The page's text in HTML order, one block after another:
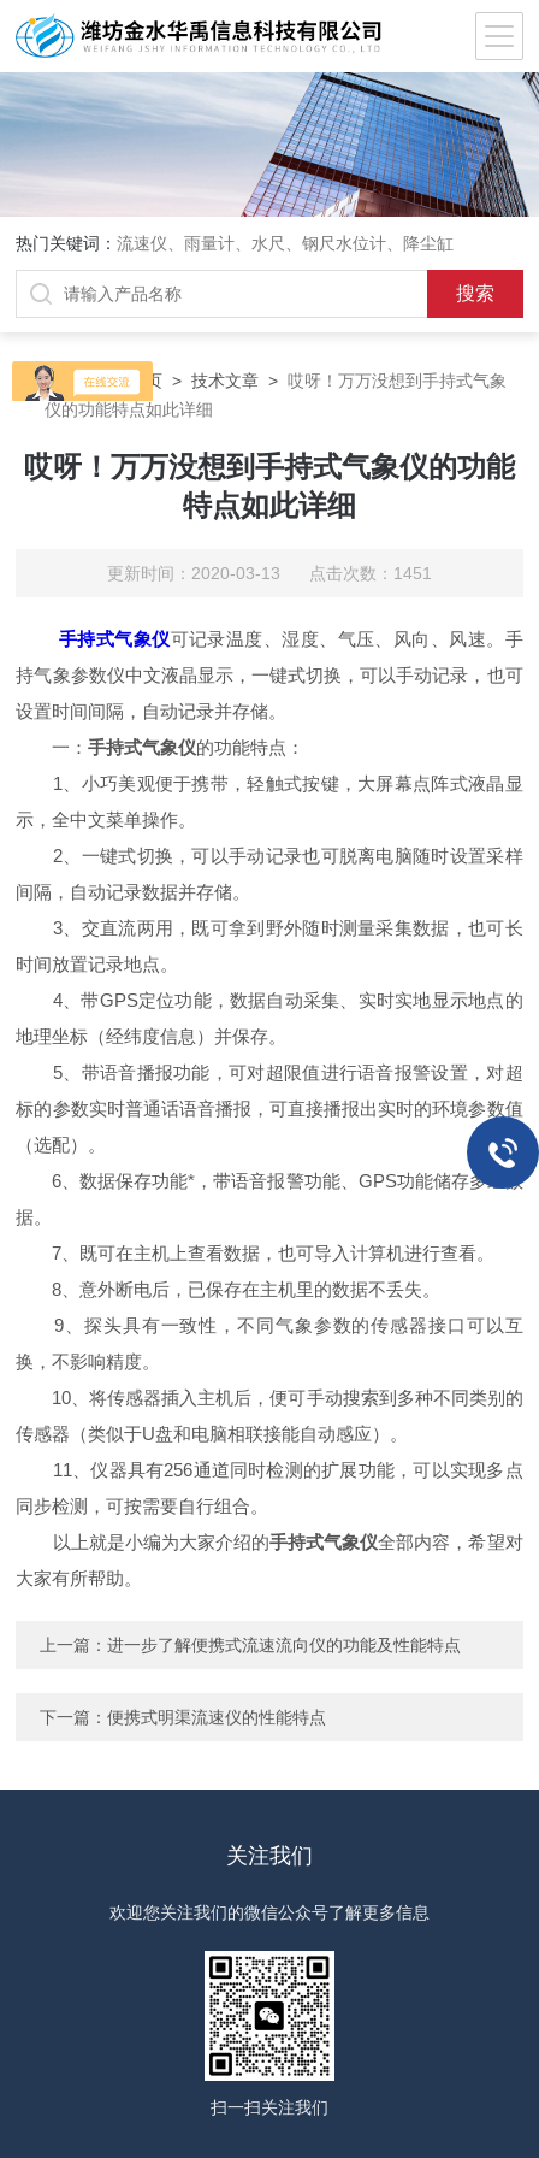
热门关键词：流速仪、雨量计、水尺、钢尺水位计、降尘缸
当前位置：首页 >技术文章 >哎呀！万万没想到手持式气象
仪的功能特点如此详细
哎呀！万万没想到手持式气象仪的功能
特点如此详细
更新时间：2020-03-13 点击次数：1451
手持式气象仪可记录温度、湿度、气压、风向、风速。手
持气象参数仪中文液晶显示，一键式切换，可以手动记录，也可
设置时间间隔，自动记录并存储。
一：手持式气象仪的功能特点：
1、小巧美观便于携带，轻触式按键，大屏幕点阵式液晶显
示，全中文菜单操作。
2、一键式切换，可以手动记录也可脱离电脑随时设置采样
间隔，自动记录数据并存储。
3、交直流两用，既可拿到野外随时测量采集数据，也可长
时间放置记录地点。
4、带GPS定位功能，数据自动采集、实时实地显示地点的
地理坐标（经纬度信息）并保存。
5、带语音播报功能，可对超限值进行语音报警设置，对超
标的参数实时普通话语音播报，可直接播报出实时的环境参数值
（选配）。
6、数据保存功能*，带语音报警功能、GPS功能储存多组数
据。
7、既可在主机上查看数据，也可导入计算机进行查看。
8、意外断电后，已保存在主机里的数据不丢失。
9、探头具有一致性，不同气象参数的传感器接口可以互
换，不影响精度。
10、将传感器插入主机后，便可手动搜索到多种不同类别的
传感器（类似于U盘和电脑相联接能自动感应）。
11、仪器具有256通道同时检测的扩展功能，可以实现多点
同步检测，可按需要自行组合。
以上就是小编为大家介绍的手持式气象仪全部内容，希望对
大家有所帮助。
上一篇：进一步了解便携式流速流向仪的功能及性能特点
下一篇：便携式明渠流速仪的性能特点
关注我们
欢迎您关注我们的微信公众号了解更多信息
扫一扫关注我们